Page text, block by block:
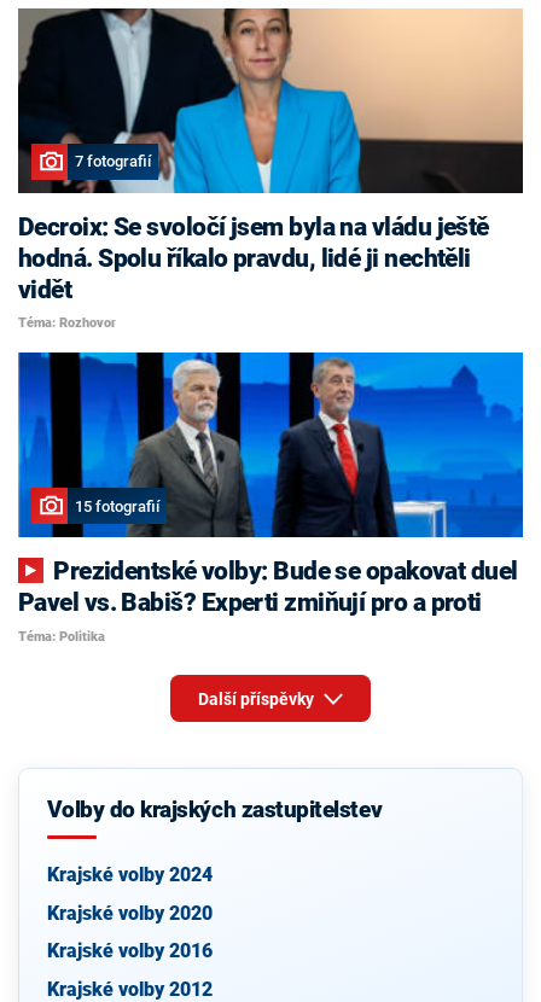
7 fotografií
Decroix: Se svoločí jsem byla na vládu ještě
hodná. Spolu říkalo pravdu, lidé ji nechtěli
vidět
Téma: Rozhovor
15 fotografií
Pavel vs. Babiš? Experti zmiňují pro a proti
Téma: Politika
Další příspěvky
Volby do krajských zastupitelstev
Krajské volby 2024
Krajské volby 2020
Krajské volby 2016
Krajské volby 2012